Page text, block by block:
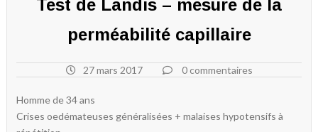
Test de Landis – mesure de la
perméabilité capillaire
27 mars 2017 0 commentaires
Homme de 34 ans
Crises oedémateuses généralisées + malaises hypotensifs à